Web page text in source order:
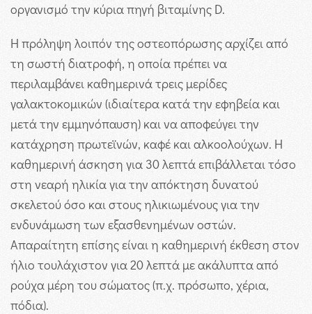
οργανισμό την κύρια πηγή βιταμίνης D.
H πρόληψη λοιπόν της οστεοπόρωσης αρχίζει από
τη σωστή διατροφή, η οποία πρέπει να
περιλαμβάνει καθημερινά τρεις μερίδες
γαλακτοκομικών (ιδιαίτερα κατά την εφηβεία και
μετά την εμμηνόπαυση) και να αποφεύγει την
κατάχρηση πρωτεϊνών, καφέ και αλκοολούχων. Η
καθημερινή άσκηση για 30 λεπτά επιβάλλεται τόσο
στη νεαρή ηλικία για την απόκτηση δυνατού
σκελετού όσο και στους ηλικιωμένους για την
ενδυνάμωση των εξασθενημένων οστών.
Απαραίτητη επίσης είναι η καθημερινή έκθεση στον
ήλιο τουλάχιστον για 20 λεπτά με ακάλυπτα από
ρούχα μέρη του σώματος (π.χ. πρόσωπο, χέρια,
πόδια).